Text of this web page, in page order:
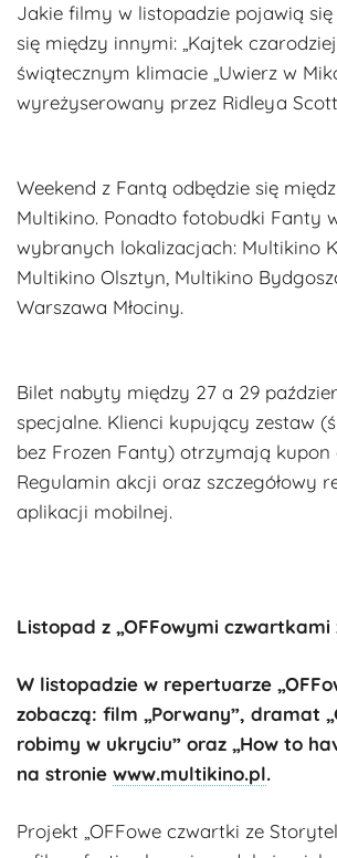
Jakie filmy w listopadzie pojawią
się między innymi: „Kajtek
świątecznym klimacie „Uwierz w
wyreżyserowany przez Ridleya
Weekend z Fantą odbędzie się
Multikino. Ponadto fotobudki Fanty
wybranych lokalizacjach: Multikino
Multikino Olsztyn, Multikino
Warszawa Młociny.
Bilet nabyty między 27 a 29
specjalne. Klienci kupujący zestaw
bez Frozen Fanty) otrzymają
Regulamin akcji oraz szczegółowy
aplikacji mobilnej.
Listopad z „OFFowymi
W listopadzie w repertuarze
zobaczą: film „Porwany”, dramat
robimy w ukryciu” oraz „How to
na stronie www.multikino.pl.
Projekt „OFFowe czwartki ze